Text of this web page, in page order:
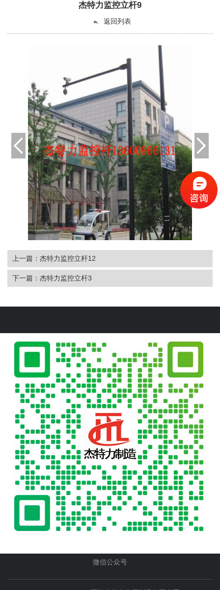
杰特力监控立杆9
返回列表
上一篇：杰特力监控立杆12
下一篇：杰特力监控立杆3
微信公众号